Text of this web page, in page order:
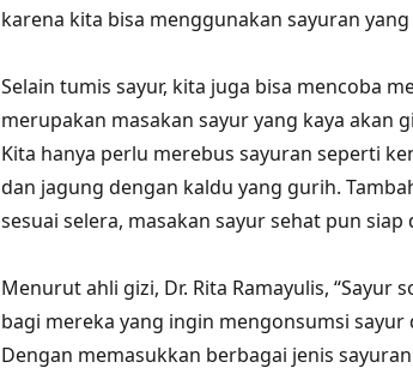
karena kita bisa menggunakan sayuran
Selain tumis sayur, kita juga bisa mencoba
merupakan masakan sayur yang kaya akan
Kita hanya perlu merebus sayuran seperti
dan jagung dengan kaldu yang gurih.
sesuai selera, masakan sayur sehat pun siap
Menurut ahli gizi, Dr. Rita Ramayulis,
bagi mereka yang ingin mengonsumsi
Dengan memasukkan berbagai jenis